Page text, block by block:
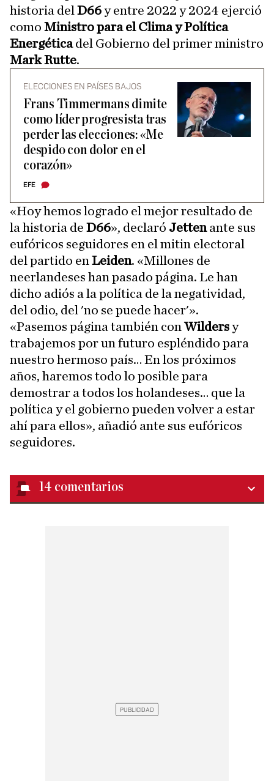
historia del D66y entre 2022 y 2024 ejerció
como Ministro para el Clima y Política
Energéticadel Gobierno del primer ministro
Mark Rutte.
ELECCIONES EN PAÍSES BAJOS
Frans Timmermans dimite
como líder progresista tras
perder las elecciones: «Me
despido con dolor en el
corazón»
EFE
«Hoy hemos logrado el mejor resultado de
la historia de D66», declaró Jettenante sus
eufóricos seguidores en el mitin electoral
del partido en Leiden. «Millones de
neerlandeses han pasado página. Le han
dicho adiós a la política de la negatividad,
del odio, del 'no se puede hacer'».
«Pasemos página también con Wildersy
trabajemos por un futuro espléndido para
nuestro hermoso país… En los próximos
años, haremos todo lo posible para
demostrar a todos los holandeses… que la
política y el gobierno pueden volver a estar
ahí para ellos», añadió ante sus eufóricos
seguidores.
14 comentarios